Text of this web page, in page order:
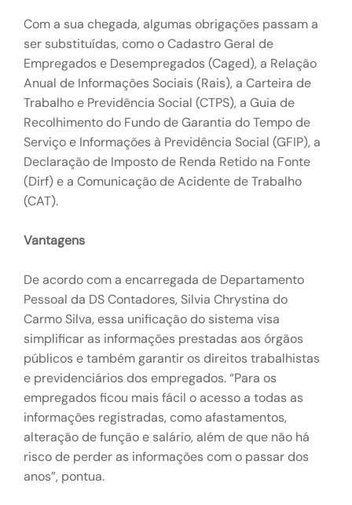
Com a sua chegada, algumas obrigações passam a
ser substituídas, como o Cadastro Geral de
Empregados e Desempregados (Caged), a Relação
Anual de Informações Sociais (Rais), a Carteira de
Trabalho e Previdência Social (CTPS), a Guia de
Recolhimento do Fundo de Garantia do Tempo de
Serviço e Informações à Previdência Social (GFIP), a
Declaração de Imposto de Renda Retido na Fonte
(Dirf) e a Comunicação de Acidente de Trabalho
(CAT).
Vantagens
De acordo com a encarregada de Departamento
Pessoal da DS Contadores, Silvia Chrystina do
Carmo Silva, essa unificação do sistema visa
simplificar as informações prestadas aos órgãos
públicos e também garantir os direitos trabalhistas
e previdenciários dos empregados. “Para os
empregados ficou mais fácil o acesso a todas as
informações registradas, como afastamentos,
alteração de função e salário, além de que não há
risco de perder as informações com o passar dos
anos”, pontua.